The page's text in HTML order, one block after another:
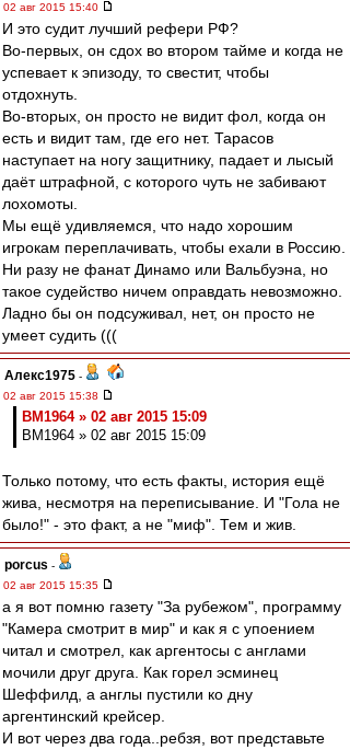
02 авг 2015 15:40
И это судит лучший рефери РФ?
Во-первых, он сдох во втором тайме и когда не
успевает к эпизоду, то свестит, чтобы
отдохнуть.
Во-вторых, он просто не видит фол, когда он
есть и видит там, где его нет. Тарасов
наступает на ногу защитнику, падает и лысый
даёт штрафной, с которого чуть не забивают
лохомоты.
Мы ещё удивляемся, что надо хорошим
игрокам переплачивать, чтобы ехали в Россию.
Ни разу не фанат Динамо или Вальбуэна, но
такое судейство ничем оправдать невозможно.
Ладно бы он подсуживал, нет, он просто не
умеет судить (((
Алекс1975 -
02 авг 2015 15:38
BM1964 » 02 авг 2015 15:09
BM1964 » 02 авг 2015 15:09
Только потому, что есть факты, история ещё
жива, несмотря на переписывание. И "Гола не
было!" - это факт, а не "миф". Тем и жив.
porcus -
02 авг 2015 15:35
а я вот помню газету "За рубежом", программу
"Камера смотрит в мир" и как я с упоением
читал и смотрел, как аргентосы с англами
мочили друг друга. Как горел эсминец
Шеффилд, а англы пустили ко дну
аргентинский крейсер.
И вот через два года..ребзя, вот представьте